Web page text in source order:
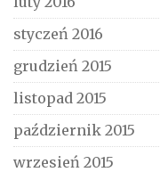
styczeń 2016
grudzień 2015
listopad 2015
październik 2015
wrzesień 2015